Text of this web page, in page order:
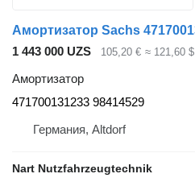
1 443 000 UZS 105,20 € ≈ 121,60 $
Амортизатор
471700131233 98414529
Германия, Altdorf
Nart Nutzfahrzeugtechnik